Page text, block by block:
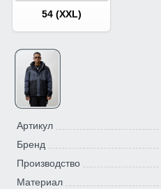
54 (XXL)
Артикул
Бренд
Производство
Материал